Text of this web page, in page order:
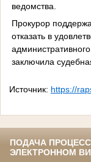
ведомства.
Прокурор
отказать в
заключила
Источник: https://
ПОДАЧА
ЭЛЕКТРОННОМ